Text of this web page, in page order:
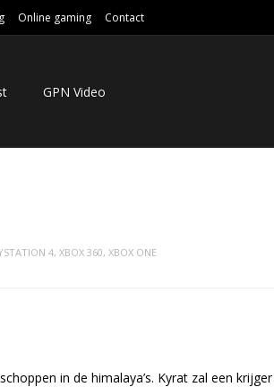
Online gaming Contact
GPN Video
4, XBOX 360, XBOX ONE
in de himalaya’s. Kyrat zal een krijger